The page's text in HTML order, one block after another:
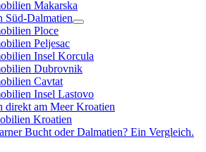
Makarska
Süd-Dalmatien
Ploce
Peljesac
Insel Korcula
Dubrovnik
Cavtat
Insel Lastovo
direkt am Meer Kroatien
Kroatien
Bucht oder Dalmatien? Ein Vergleich.